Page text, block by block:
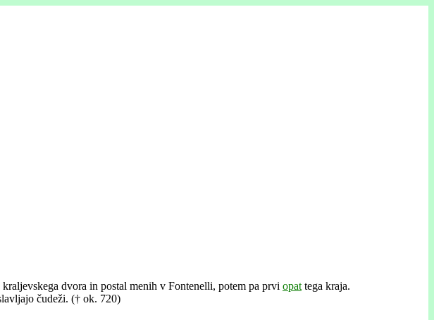
dvora in postal menih v Fontenelli, potem pa prvi opat tega kraja.
čudeži. († ok. 720)